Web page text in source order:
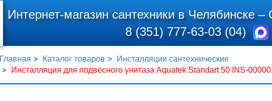
Интернет-магазин сантехники в Челябинске –
8 (351) 777-63-03 (04)
Главная Каталог товаров
Инсталляции сантехнические
Инсталляция для подвесного унитаза Aquatek Standart 50 INS-